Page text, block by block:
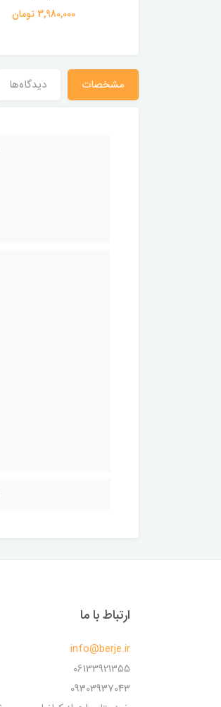
3,980,000 تومان
مشخصات دیدگاه‌ها
ارتباط با ما
info@berje.ir
06133921355
09303937043